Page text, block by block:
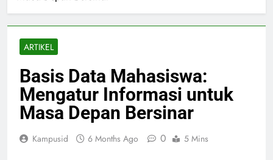
ARTIKEL
Basis Data Mahasiswa:
Mengatur Informasi untuk
Masa Depan Bersinar
Kampusid 6 Months Ago 0 5 Mins